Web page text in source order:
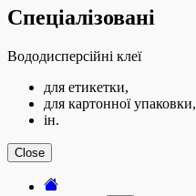
Спеціалізовані
Вододисперсійні клеї
для етикетки,
для картонної упаковки,
ін.
Close